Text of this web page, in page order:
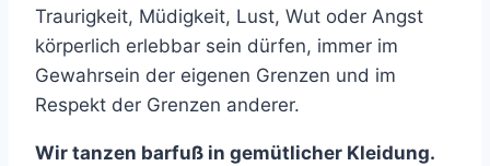
Traurigkeit, Müdigkeit, Lust, Wut oder Angst
körperlich erlebbar sein dürfen, immer im
Gewahrsein der eigenen Grenzen und im
Respekt der Grenzen anderer.
Wir tanzen barfuß in gemütlicher Kleidung.